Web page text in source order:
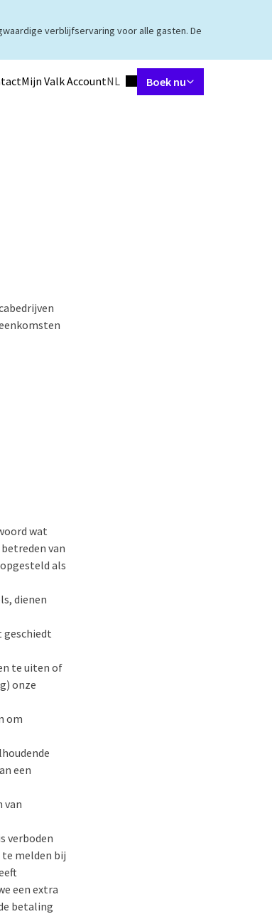
verblijfservaring voor alle gasten. De
Mijn Valk AccountIngestelde taal
NL Boek nu
wat
van
als
dienen
geschiedt
te uiten of
onze
om
een
van
verboden
melden bij
een extra
betaling